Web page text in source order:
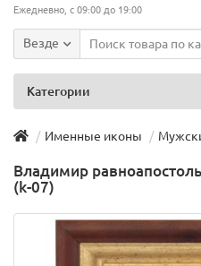
Ежедневно, с 09:00 до 19:00
Везде
Категории
Именные иконы
Владимир
(k-07)